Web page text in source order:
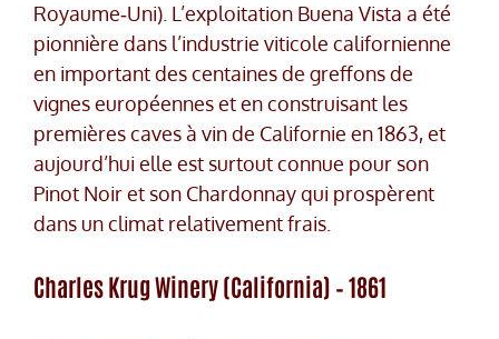
Royaume‑Uni). L’exploitation Buena Vista a été
pionnière dans l’industrie viticole californienne
en important des centaines de greffons de
vignes européennes et en construisant les
premières caves à vin de Californie en 1863, et
aujourd’hui elle est surtout connue pour son
Pinot Noir et son Chardonnay qui prospèrent
dans un climat relativement frais.
Charles Krug Winery (California) – 1861